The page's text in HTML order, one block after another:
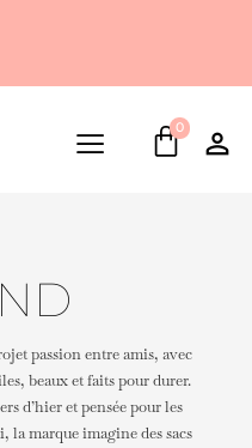
0
passion entre amis, avec
beaux et faits pour durer.
d’hier et pensée pour les
la marque imagine des sacs